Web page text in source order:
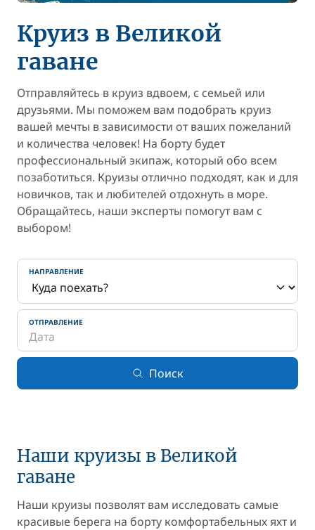
Круиз в Великой
гаване
Отправляйтесь в круиз вдвоем, с семьей или
друзьями. Мы поможем вам подобрать круиз
вашей мечты в зависимости от ваших пожеланий
и количества человек! На борту будет
профессиональный экипаж, который обо всем
позаботиться. Круизы отлично подходят, как и для
новичков, так и любителей отдохнуть в море.
Обращайтесь, наши эксперты помогут вам с
выбором!
НАПРАВЛЕНИЕ
ОТПРАВЛЕНИЕ
Поиск
Наши круизы в Великой
гаване
Наши круизы позволят вам исследовать самые
красивые берега на борту комфортабельных яхт и